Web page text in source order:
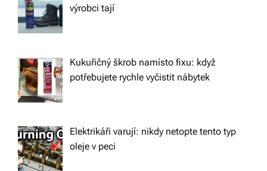
výrobci tají
Kukuřičný škrob namísto fixu: když
potřebujete rychle vyčistit nábytek
Elektrikáři varují: nikdy netopte tento typ
oleje v peci